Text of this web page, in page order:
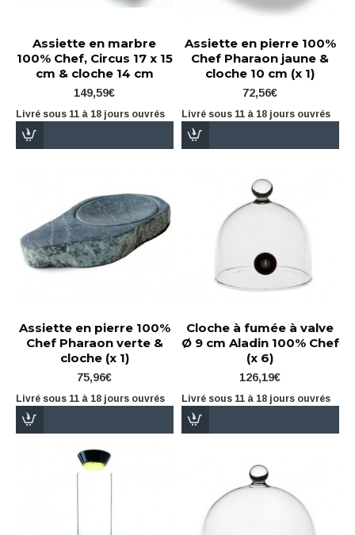
Assiette en marbre
100% Chef, Circus 17 x 15
cm & cloche 14 cm
149,59€
Livré sous 11 à 18 jours ouvrés
Assiette en pierre 100%
Chef Pharaon jaune &
cloche 10 cm (x 1)
72,56€
Livré sous 11 à 18 jours ouvrés
Assiette en pierre 100%
Chef Pharaon verte &
cloche (x 1)
75,96€
Livré sous 11 à 18 jours ouvrés
Cloche à fumée à valve
Ø 9 cm Aladin 100% Chef
(x 6)
126,19€
Livré sous 11 à 18 jours ouvrés